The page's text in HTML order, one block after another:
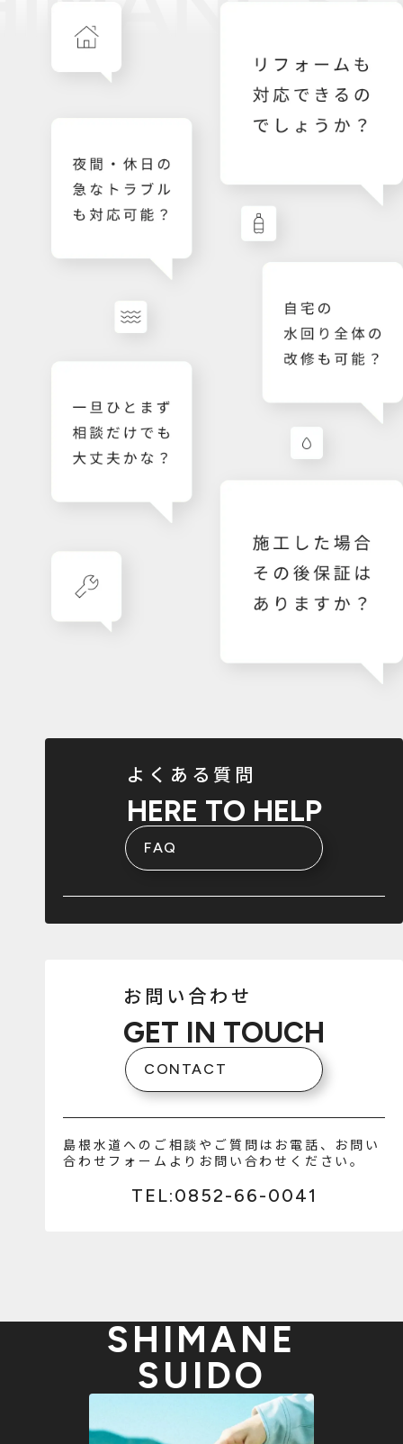
よくある質問
HERE TO HELP
FAQ
お問い合わせ
GET IN TOUCH
CONTACT
島根水道へのご相談やご質問はお電話、お問い
合わせフォームよりお問い合わせください。
TEL:0852-66-0041
SHIMANE
SUIDO